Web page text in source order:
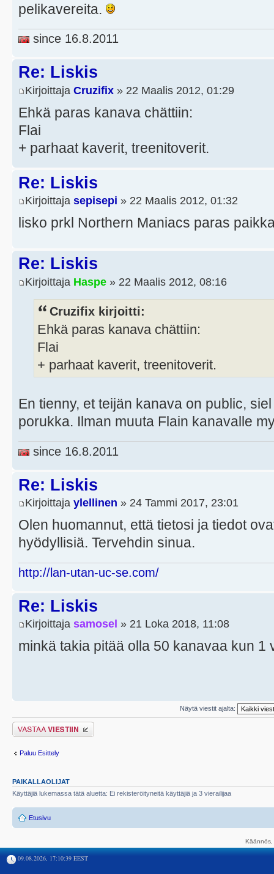
pelikavereita.
since 16.8.2011
Re: Liskis
Kirjoittaja Cruzifix » 22 Maalis 2012, 01:29
Ehkä paras kanava chättiin:
Flai
+ parhaat kaverit, treenitoverit.
Re: Liskis
Kirjoittaja sepisepi » 22 Maalis 2012, 01:32
lisko prkl Northern Maniacs paras
Re: Liskis
Kirjoittaja Haspe » 22 Maalis 2012, 08:16
Cruzifix kirjoitti:
Ehkä paras kanava chättiin:
Flai
+ parhaat kaverit, treenitoverit.
En tienny, et teijän kanava on public,
porukka. Ilman muuta Flain kanavalle
since 16.8.2011
Re: Liskis
Kirjoittaja ylellinen » 24 Tammi 2017, 23:01
Olen huomannut, että tietosi ja tiedot
hyödyllisiä. Tervehdin sinua.
http://lan-utan-uc-se.com/
Re: Liskis
Kirjoittaja samosel » 21 Loka 2018, 11:08
minkä takia pitää olla 50 kanavaa kun 1
Näytä viestit ajalta:
Lähetä vastaus
Paluu Esittely
PAIKALLAOLIJAT
Käyttäjiä lukemassa tätä aluetta: Ei rekisteröityneitä käyttäjiä ja 3 vierailijaa
Etusivu
09.08.2026, 17:10:39 EEST